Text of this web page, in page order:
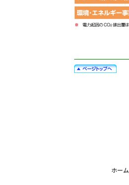
ホーム